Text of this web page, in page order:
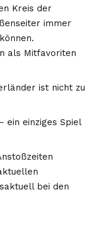
Kreis der
immer
als Mitfavoriten
ist nicht zu
ein einziges Spiel
bei den